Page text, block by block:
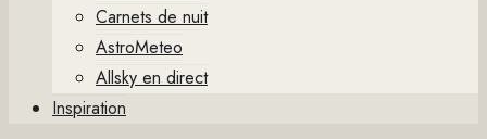
Carnets de nuit
AstroMeteo
Allsky en direct
Inspiration